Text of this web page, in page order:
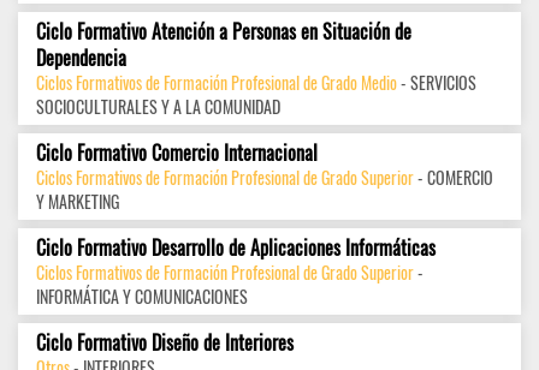
Ciclo Formativo Atención a Personas en Situación de
Dependencia
Ciclos Formativos de Formación Profesional de Grado Medio- SERVICIOS
SOCIOCULTURALES Y A LA COMUNIDAD
Ciclo Formativo Comercio Internacional
Ciclos Formativos de Formación Profesional de Grado Superior- COMERCIO
Y MARKETING
Ciclo Formativo Desarrollo de Aplicaciones Informáticas
Ciclos Formativos de Formación Profesional de Grado Superior-
INFORMÁTICA Y COMUNICACIONES
Ciclo Formativo Diseño de Interiores